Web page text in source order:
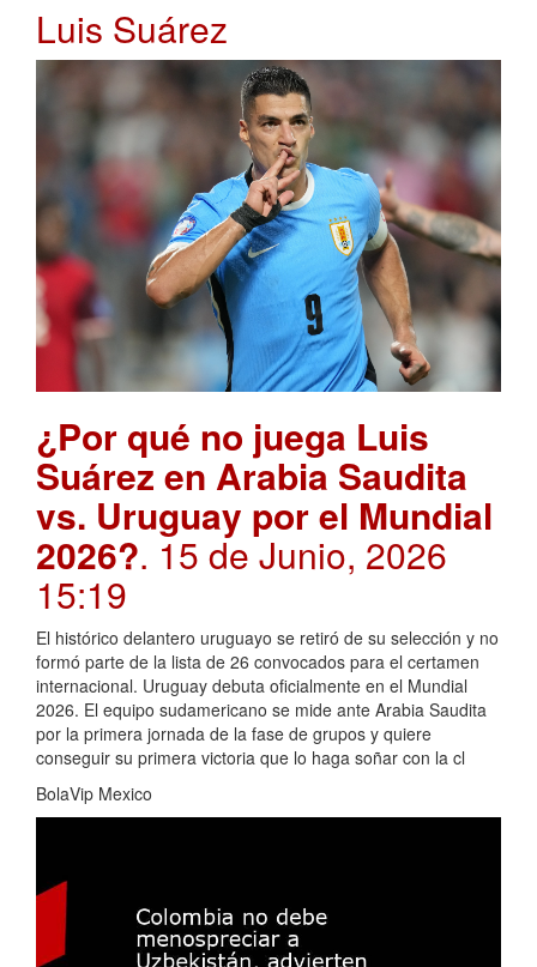
Luis Suárez
¿Por qué no juega Luis
Suárez en Arabia Saudita
vs. Uruguay por el Mundial
2026?. 15 de Junio, 2026
15:19
El histórico delantero uruguayo se retiró de su selección y no
formó parte de la lista de 26 convocados para el certamen
internacional. Uruguay debuta oficialmente en el Mundial
2026. El equipo sudamericano se mide ante Arabia Saudita
por la primera jornada de la fase de grupos y quiere
conseguir su primera victoria que lo haga soñar con la cl
BolaVip Mexico